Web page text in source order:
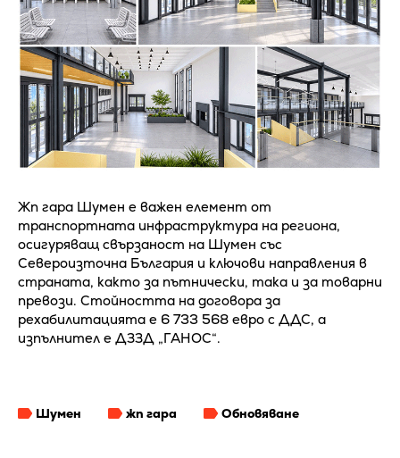
Жп гара Шумен е важен елемент от
транспортната инфраструктура на региона,
осигуряващ свързаност на Шумен със
Североизточна България и ключови направления в
страната, както за пътнически, така и за товарни
превози. Стойността на договора за
рехабилитацията е 6 733 568 евро с ДДС, а
изпълнител е ДЗЗД „ГАНОС“.
Шумен жп гара Обновяване